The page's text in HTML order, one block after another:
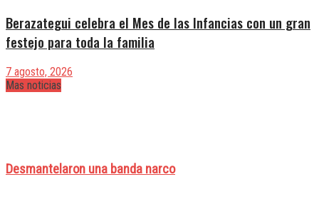
Berazategui celebra el Mes de las Infancias con un gran
festejo para toda la familia
7 agosto, 2026
Mas noticias
Desmantelaron una banda narco